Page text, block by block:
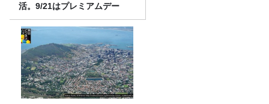
活。9/21はプレミアムデー